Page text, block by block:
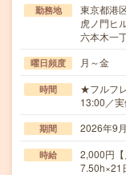
勤務地
東京都港
虎ノ門ヒ
六本木一
曜日頻度 月～金
時間
★フルフ
13:00／
期間 2026年9
時給
2,000円
7.50h×21